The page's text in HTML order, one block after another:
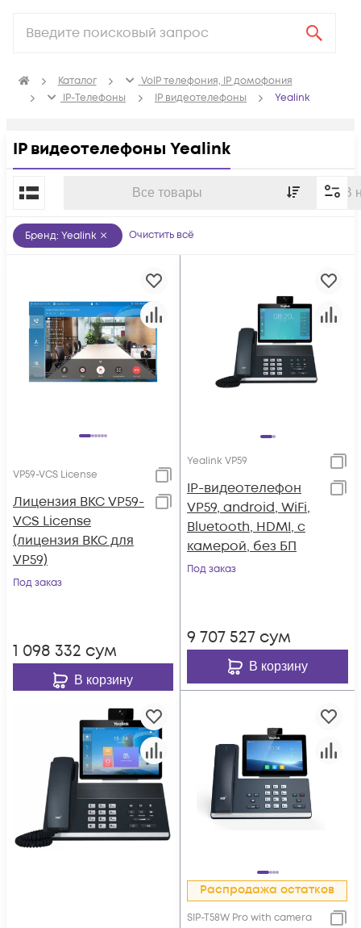
Каталог
VoIP телефония, IP домофония
IP-Телефоны
IP видеотелефоны Yealink
IP видеотелефоны Yealink
Все товары В
По популярности
Бренд: Yealink Очистить всё
VP59-VCS License
Лицензия ВКС VP59-
VCS License
(лицензия ВКС для
VP59)
Под заказ
1 098 332 сум
В корзину
Yealink VP59
IP-видеотелефон
VP59, android, WiFi,
Bluetooth, HDMI, с
камерой, без БП
Под заказ
9 707 527 сум
В корзину
Распродажа остатков
SIP-T58W Pro with camera